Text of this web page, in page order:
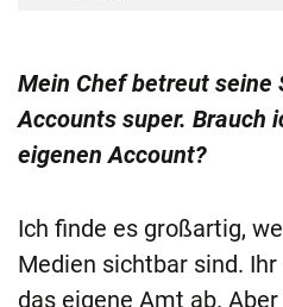
Mein Chef betreut seine
Accounts super. Brauch
eigenen Account?
Ich finde es großartig,
Medien sichtbar sind.
das eigene Amt ab.